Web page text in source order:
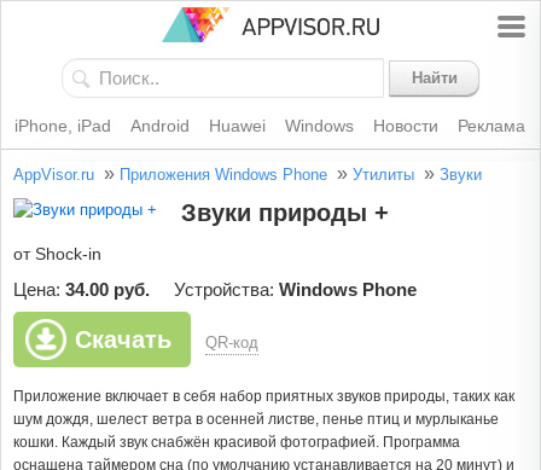
Найти
iPhone, iPad Android Huawei Windows Новости Реклама
AppVisor.ru » Приложения Windows Phone » Утилиты » Звуки
Звуки природы +
от Shock-in
Цена: 34.00 руб. Устройства: Windows Phone
Скачать QR-код
Приложение включает в себя набор приятных звуков природы, таких как
шум дождя, шелест ветра в осенней листве, пенье птиц и мурлыканье
кошки. Каждый звук снабжён красивой фотографией. Программа
оснащена таймером сна (по умолчанию устанавливается на 20 минут) и